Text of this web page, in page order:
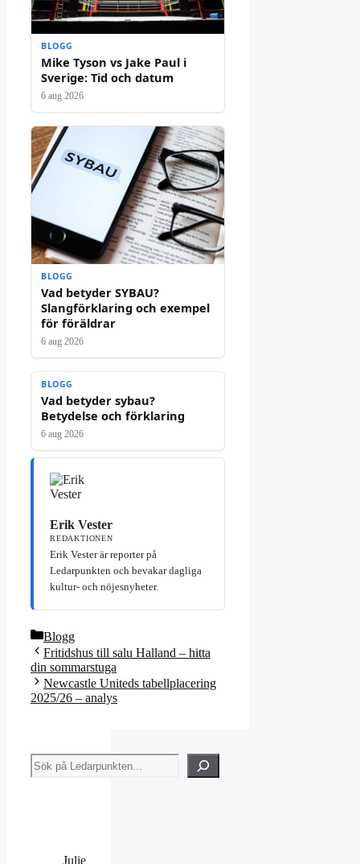
BLOGG
Mike Tyson vs Jake Paul i
Sverige: Tid och datum
6 aug 2026
BLOGG
Vad betyder SYBAU?
Slangförklaring och exempel
för föräldrar
6 aug 2026
BLOGG
Vad betyder sybau?
Betydelse och förklaring
6 aug 2026
Erik Vester
REDAKTIONEN
Erik Vester är reporter på
Ledarpunkten och bevakar dagliga
kultur- och nöjesnyheter.
Kategorier
Blogg
Fritidshus till salu Halland – hitta
din sommarstuga
Newcastle Uniteds tabellplacering
2025/26 – analys
Sök
Julie